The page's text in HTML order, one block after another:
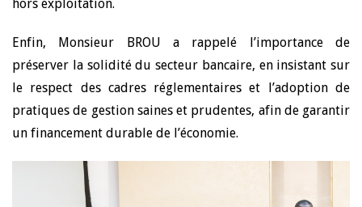
hors exploitation.
Enfin, Monsieur BROU a rappelé l’importance de
préserver la solidité du secteur bancaire, en insistant sur
le respect des cadres réglementaires et l’adoption de
pratiques de gestion saines et prudentes, afin de garantir
un financement durable de l’économie.